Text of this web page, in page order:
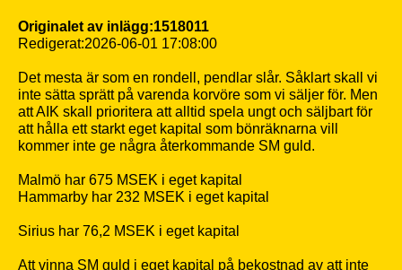
Originalet av inlägg:1518011
Redigerat:2026-06-01 17:08:00
Det mesta är som en rondell, pendlar slår. Såklart skall vi
inte sätta sprätt på varenda korvöre som vi säljer för. Men
att AIK skall prioritera att alltid spela ungt och säljbart för
att hålla ett starkt eget kapital som bönräknarna vill
kommer inte ge några återkommande SM guld.
Malmö har 675 MSEK i eget kapital
Hammarby har 232 MSEK i eget kapital
Sirius har 76,2 MSEK i eget kapital
Att vinna SM guld i eget kapital på bekostnad av att inte